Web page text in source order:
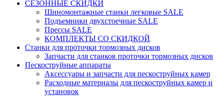
СЕЗОННЫЕ СКИДКИ
Шиномонтажные станки легковые SALE
Подъемники двухстоечные SALE
Прессы SALE
КОМПЛЕКТЫ СО СКИДКОЙ
Станки для проточки тормозных дисков
Запчасти для станков проточки тормозных дисков
Пескоструйные аппараты
Аксессуары и запчасти для пескоструйных камер
Расходные материалы для пескоструйных камер и
установок